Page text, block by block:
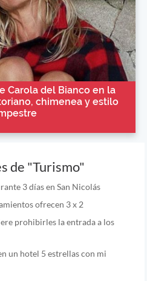
Carola del Bianco en la
chimenea y estilo
de "Turismo"
3 días en San Nicolás
ofrecen 3 x 2
prohibirles la entrada a los
un hotel 5 estrellas con mi